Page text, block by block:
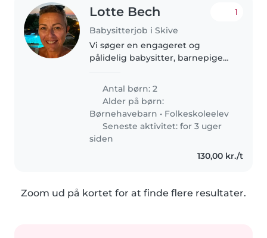
Lotte Bech
Babysitterjob i Skive
1
Vi søger en engageret og
pålidelig babysitter, barnepige
tage sig af vores to børn i
alderen 3 og 6 år. Vores børn er
energiske, snakkesalige og
venlige...
Antal børn: 2
Alder på børn:
Børnehavebarn • Folkeskoleelev
Seneste aktivitet: for 3 uger
siden
130,00 kr./t
Zoom ud på kortet for at finde flere resultater.